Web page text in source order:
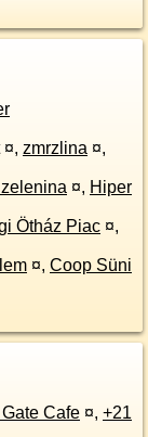
¤, zmrzlina ¤,
¤, Hiper
Ötház Piac ¤,
¤, Coop Süni
Cafe ¤, +21